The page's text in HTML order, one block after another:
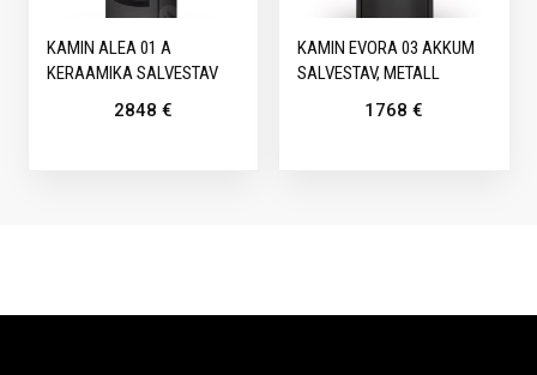
KAMIN ALEA 01 A
KERAAMIKA SALVESTAV
2848 €
KAMIN EVORA 03 AKKUM
SALVESTAV, METALL
1768€